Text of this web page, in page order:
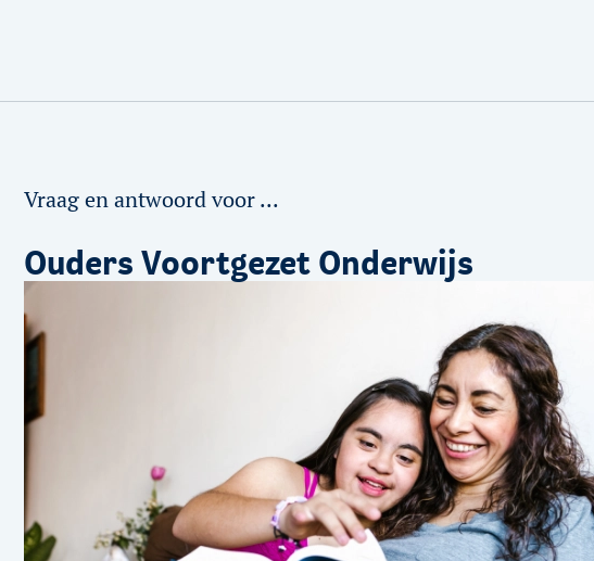
Vraag en antwoord voor ...
Ouders Voortgezet Onderwijs